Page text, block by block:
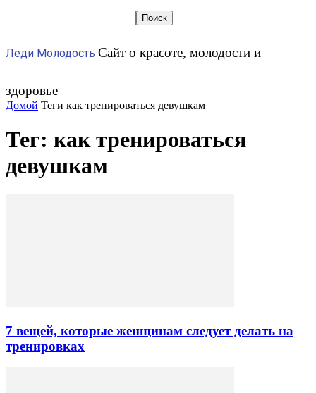
Леди Молодость Сайт о красоте, молодости и
здоровье
Домой Теги как тренироваться девушкам
Тег: как тренироваться
девушкам
7 вещей, которые женщинам следует делать на
тренировках